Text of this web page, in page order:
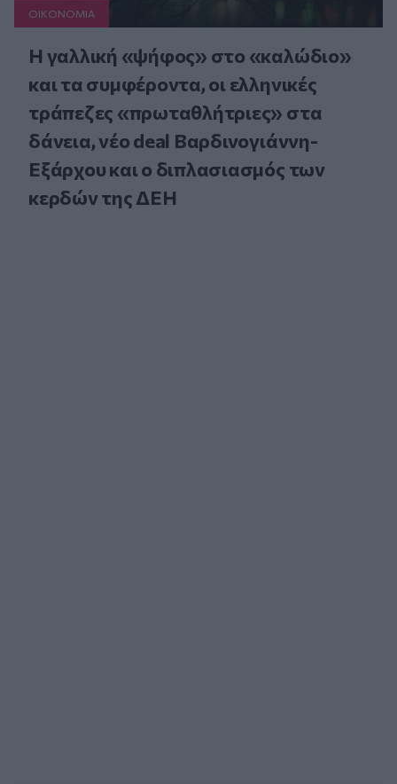
ΟΙΚΟΝΟΜΙΑ
Η γαλλική «ψήφος» στο «καλώδιο»
και τα συμφέροντα, οι ελληνικές
τράπεζες «πρωταθλήτριες» στα
δάνεια, νέο deal Βαρδινογιάννη-
Εξάρχου και ο διπλασιασμός των
κερδών της ΔΕΗ